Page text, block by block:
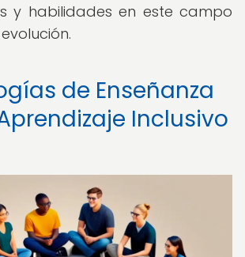
y habilidades en este campo
de Enseñanza
Inclusivo